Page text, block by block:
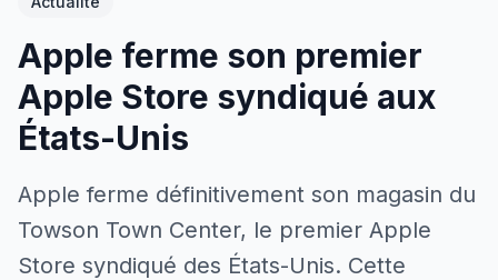
Apple ferme son premier
Apple Store syndiqué aux
États-Unis
Apple ferme définitivement son magasin du
Towson Town Center, le premier Apple
Store syndiqué des États-Unis. Cette